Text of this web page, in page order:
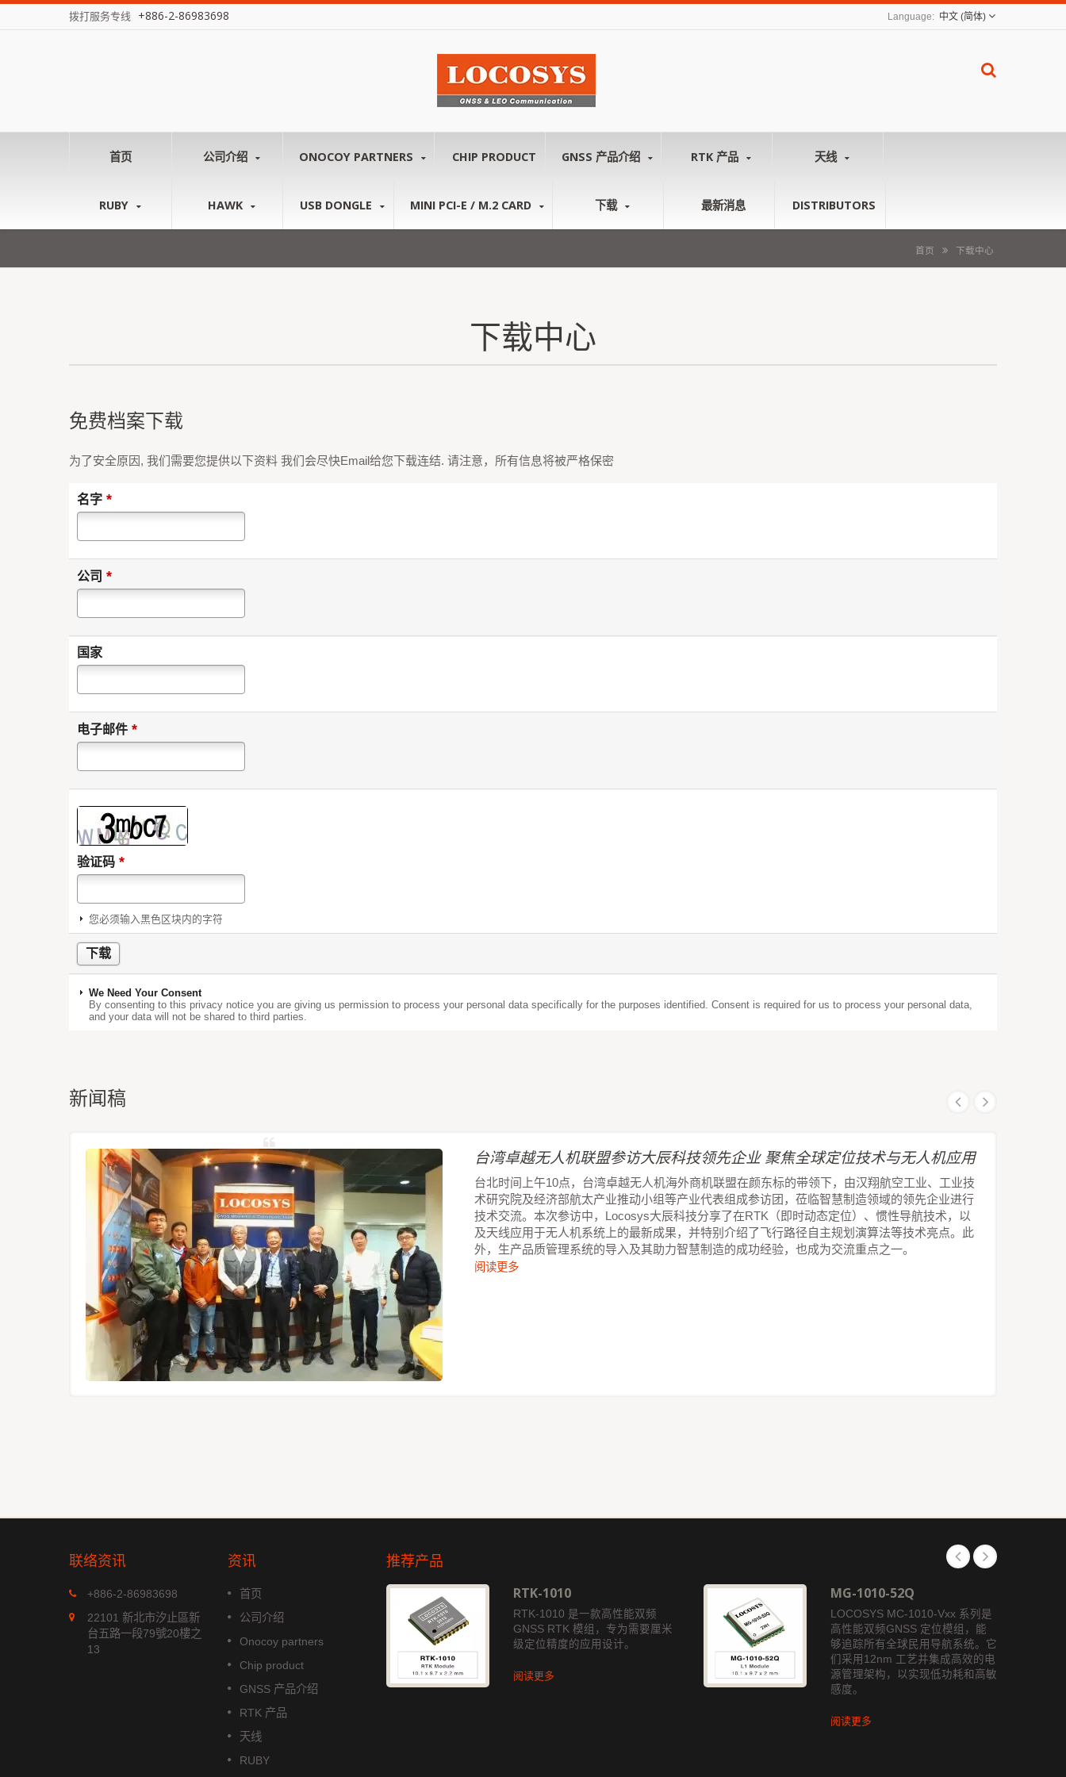
拨打服务专线 +886-2-86983698 中文 (简体)
首页 公司介绍 ONOCOY PARTNERS CHIP PRODUCT GNSS 产品介绍 RTK 产品 天线
RUBY HAWK USB DONGLE MINI PCI-E / M.2 CARD 下载 最新消息 DISTRIBUTORS
首页 下载中心
下载中心
免费档案下载
为了安全原因, 我们需要您提供以下资料 我们会尽快Email给您下载连结. 请注意，所有信息将被严格保密
名字 *
公司 *
国家
电子邮件 *
验证码 *
您必须输入黑色区块内的字符
We Need Your Consent
By consenting to this privacy notice you are giving us permission to process your personal data specifically for the purposes identified. Consent is required for us to process your personal data,
and your data will not be shared to third parties.
新闻稿
台湾卓越无人机联盟参访大辰科技领先企业 聚焦全球定位技术与无人机应用
台北时间上午10点，台湾卓越无人机海外商机联盟在颜东标的带领下，由汉翔航空工业、工业技
术研究院及经济部航太产业推动小组等产业代表组成参访团，莅临智慧制造领域的领先企业进行
技术交流。本次参访中，Locosys大辰科技分享了在RTK（即时动态定位）、惯性导航技术，以
及天线应用于无人机系统上的最新成果，并特别介绍了飞行路径自主规划演算法等技术亮点。此
外，生产品质管理系统的导入及其助力智慧制造的成功经验，也成为交流重点之一。
阅读更多
联络资讯
+886-2-86983698
22101 新北市汐止區新
台五路一段79號20樓之
13
资讯
首页
公司介绍
Onocoy partners
Chip product
GNSS 产品介绍
RTK 产品
天线
RUBY
推荐产品
MGS-1513-52Q
MGS-1513-52Q 是一款完整的独
立多频GNSS 智能天线模组，包
含嵌入式贴片天线和基于Airoha
AG3352Q 平台的GNSS 接收电
RTK-1010
RTK-1010 是一款高性能双频
GNSS RTK 模组，专为需要厘米
级定位精度的应用设计。
阅读更多
MG-1010-52Q
LOCOSYS MC-1010-Vxx 系列是
高性能双频GNSS 定位模组，能
够追踪所有全球民用导航系统。它
们采用12nm 工艺并集成高效的电
源管理架构，以实现低功耗和高敏
感度。
阅读更多